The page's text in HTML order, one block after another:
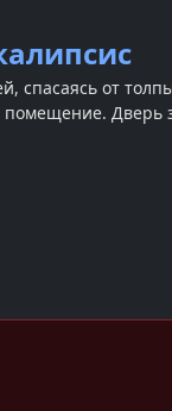
спасаясь от
Дверь